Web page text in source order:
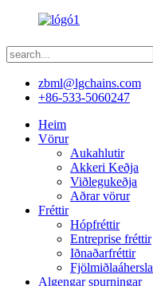
zbml@lgchains.com
+86-533-5060247
Heim
Vörur
Aukahlutir
Akkeri Keðja
Viðlegukeðja
Aðrar vörur
Fréttir
Hópfréttir
Entreprise fréttir
Iðnaðarfréttir
Fjölmiðlaáhersla
Algengar spurningar